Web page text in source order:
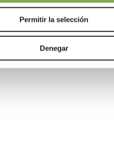
Permitir la selección
Denegar